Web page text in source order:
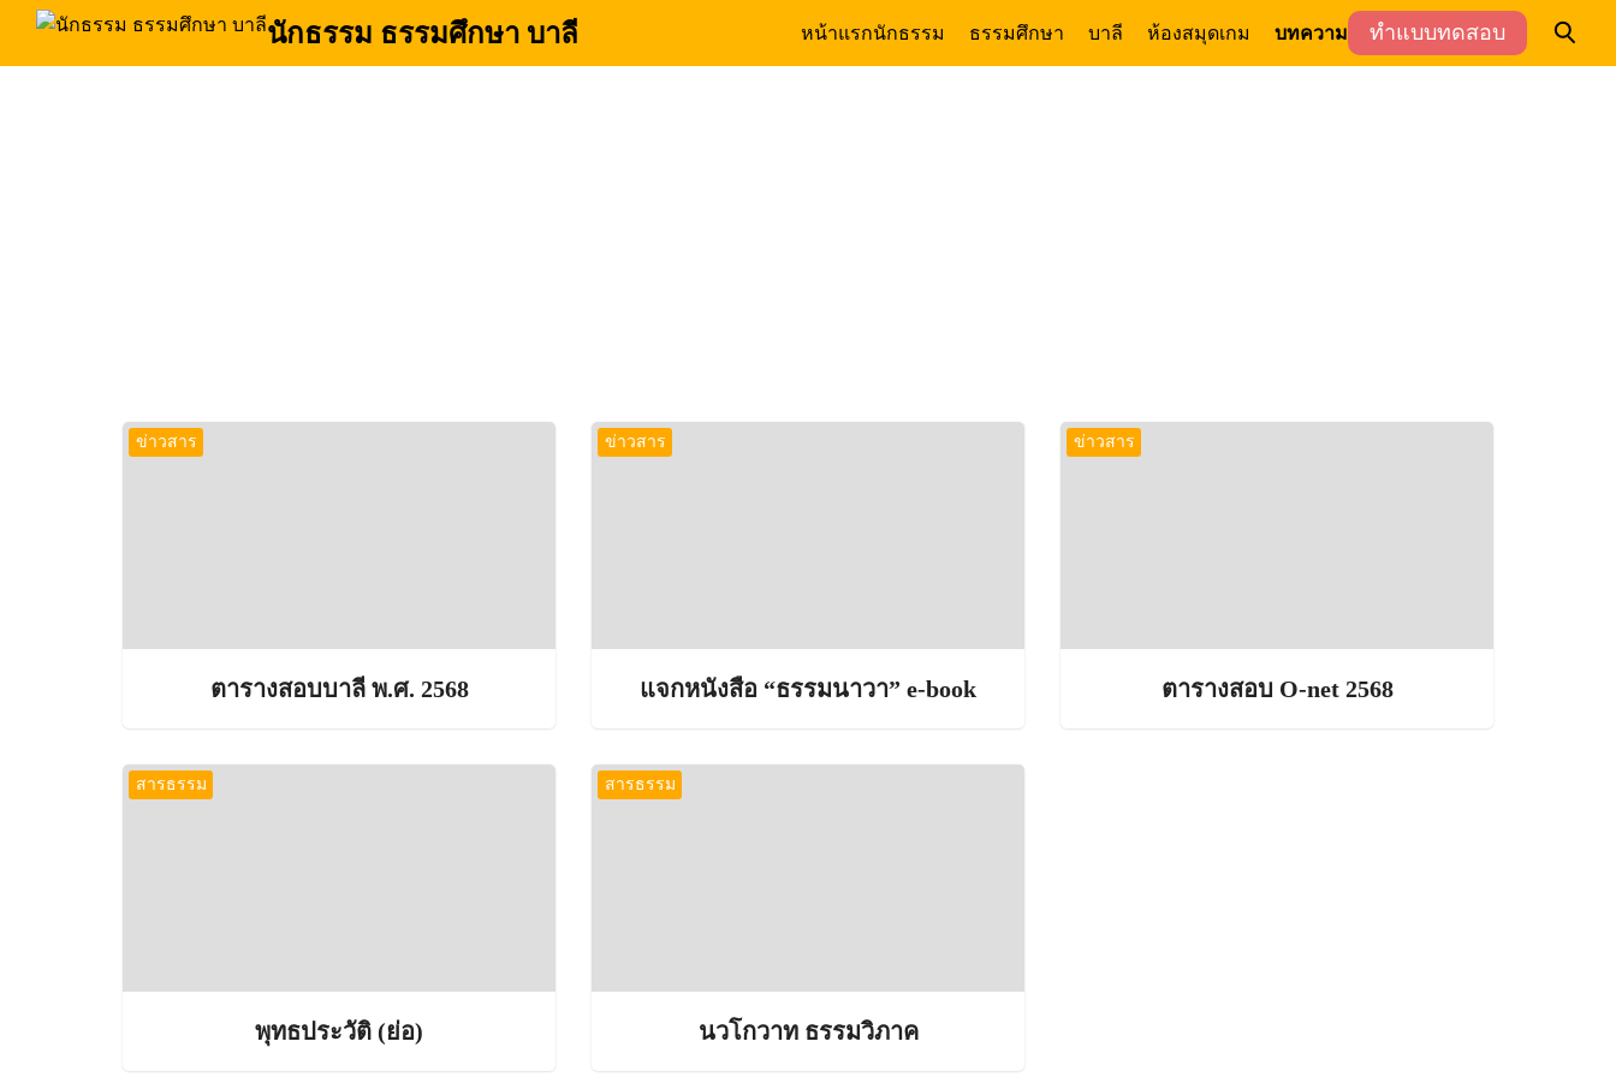
นักธรรม ธรรมศึกษา บาลี หน้าแรกนักธรรม ธรรมศึกษา บาลี ห้องสมุดเกม บทความ ทำแบบทดสอบ
ข่าวสาร
ตารางสอบบาลี พ.ศ. 2568
ข่าวสาร
แจกหนังสือ “ธรรมนาวา” e-book
ข่าวสาร
ตารางสอบ O-net 2568
สารธรรม
พุทธประวัติ (ย่อ)
สารธรรม
นวโกวาท ธรรมวิภาค